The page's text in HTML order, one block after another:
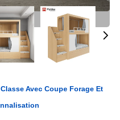
Avec Coupe Forage Et